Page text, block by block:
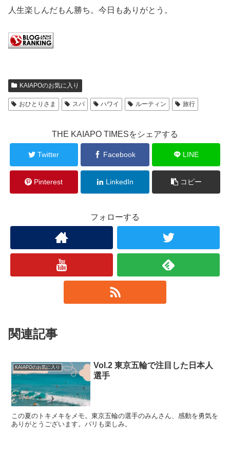
人生楽しんだもん勝ち。今日もありがとう。
KAIAPOのお気に入り
おひとりさま スパ ハワイ ルーティン 旅行
THE KAIAPO TIMESをシェアする
Twitter Facebook LINE
Pinterest LinkedIn コピー
フォローする
関連記事
KAIAPOのお気に入り
Vol.2 東京五輪で注目した日本人
選手
この夏のトキメキをメモ。東京五輪の選手のみんさん、感動を勇気を
ありがとうございます。パリも楽しみ。